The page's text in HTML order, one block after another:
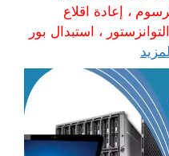
، إعادة اقلاع
، استبدال بور